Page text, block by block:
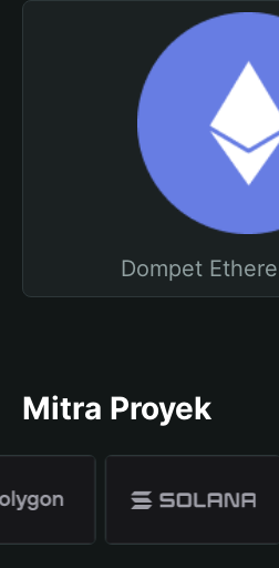
Dompet
Mitra Proyek